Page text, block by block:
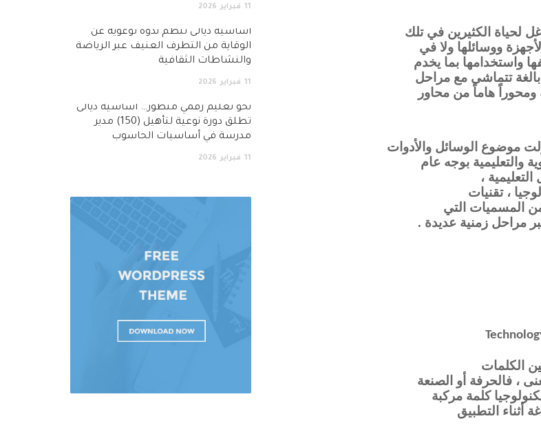
لحياة الكثيرين في تلك
ووسائلها ولا في
واستخدامها بما يخدم
بالغة تتماشى مع مراحل
هاماً من محاور
موضوع الوسائل والأدوات
والتعليمية بوجه عام
،
، تقنيات
من المسميات التي
مراحل زمنية عديدة .
الكلمات
، فالحرفة أو الصنعة
كلمة مركبة
أثناء التطبيق
11 فبراير 2026
أساسية ديالى تنظم ندوة توعوية عن
الوقاية من التطرف العنيف عبر الرياضة
والنشاطات الثقافية
11 فبراير 2026
نحو تعليم رقمي متطور… اساسية ديالى
تطلق دورة نوعية لتأهيل (150) مدير
مدرسة في أساسيات الحاسوب
11 فبراير 2026